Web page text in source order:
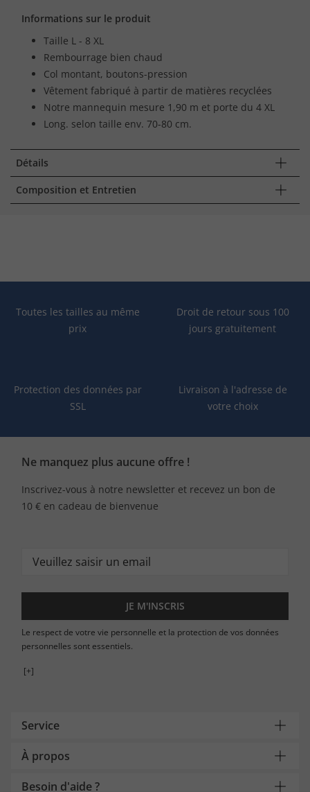
Informations sur le produit
Taille L - 8 XL
Rembourrage bien chaud
Col montant, boutons-pression
Vêtement fabriqué à partir de matières recyclées
Notre mannequin mesure 1,90 m et porte du 4 XL
Long. selon taille env. 70-80 cm.
Détails
Composition et Entretien
Toutes les tailles au même
prix
Droit de retour sous 100
jours gratuitement
Protection des données par
SSL
Livraison à l'adresse de
votre choix
Ne manquez plus aucune offre !
Inscrivez-vous à notre newsletter et recevez un bon de
10 € en cadeau de bienvenue
JE M'INSCRIS
Le respect de votre vie personnelle et la protection de vos données
personnelles sont essentiels.
[+]
Service
À propos
Besoin d'aide ?